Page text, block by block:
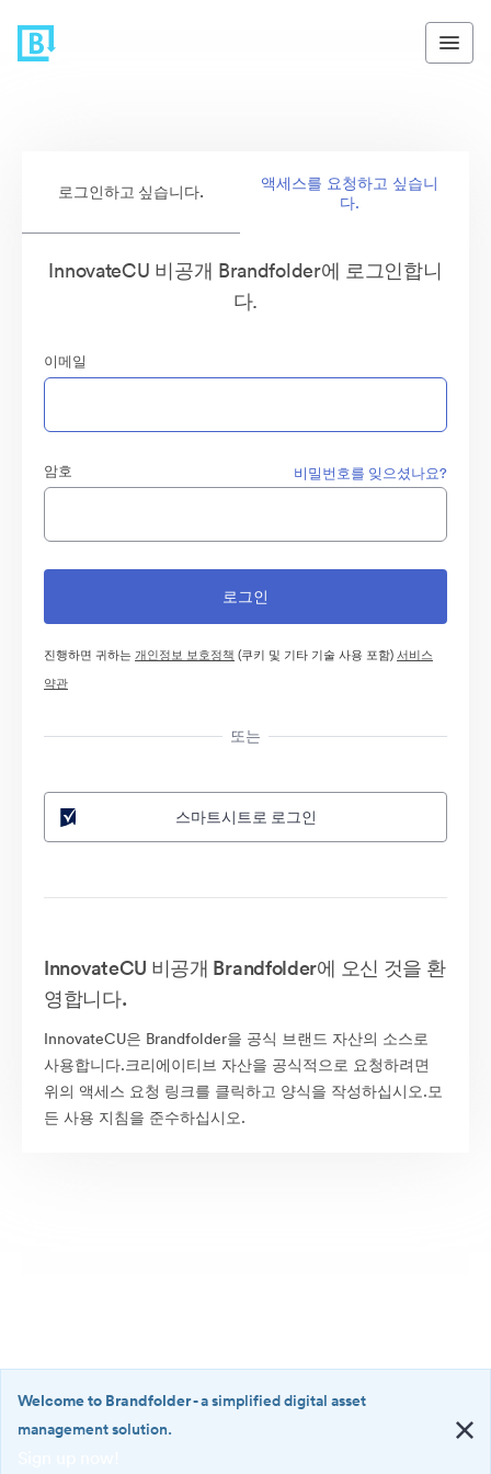
로그인하고 싶습니다.
액세스를 요청하고 싶습니
다.
InnovateCU 비공개 Brandfolder에 로그인합니
다.
이메일
암호 비밀번호를 잊으셨나요?
진행하면 귀하는개인정보 보호정책 (쿠키 및 기타 기술 사용 포함)서비스
약관
또는
스마트시트로 로그인
InnovateCU 비공개 Brandfolder에 오신 것을 환
영합니다.
InnovateCU은 Brandfolder을 공식 브랜드 자산의 소스로
사용합니다.크리에이티브 자산을 공식적으로 요청하려면
위의 액세스 요청 링크를 클릭하고 양식을 작성하십시오.모
든 사용 지침을 준수하십시오.
Welcome to Brandfolder- a simplified digital asset
management solution.